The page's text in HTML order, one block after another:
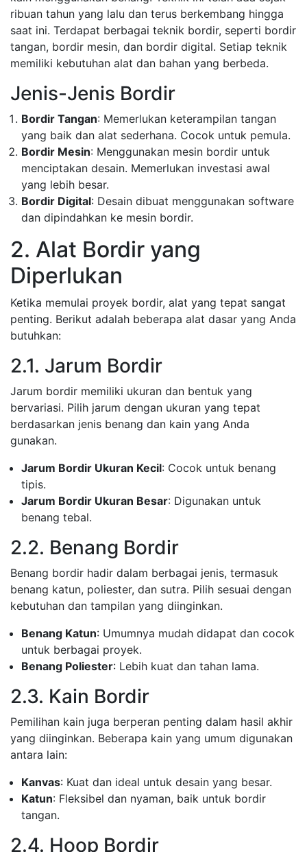
ribuan tahun yang lalu dan terus berkembang hingga
saat ini. Terdapat berbagai teknik bordir, seperti bordir
tangan, bordir mesin, dan bordir digital. Setiap teknik
memiliki kebutuhan alat dan bahan yang berbeda.
Jenis-Jenis Bordir
Bordir Tangan: Memerlukan keterampilan tangan
yang baik dan alat sederhana. Cocok untuk pemula.
Bordir Mesin: Menggunakan mesin bordir untuk
menciptakan desain. Memerlukan investasi awal
yang lebih besar.
Bordir Digital: Desain dibuat menggunakan software
dan dipindahkan ke mesin bordir.
2. Alat Bordir yang
Diperlukan
Ketika memulai proyek bordir, alat yang tepat sangat
penting. Berikut adalah beberapa alat dasar yang Anda
butuhkan:
2.1. Jarum Bordir
Jarum bordir memiliki ukuran dan bentuk yang
bervariasi. Pilih jarum dengan ukuran yang tepat
berdasarkan jenis benang dan kain yang Anda
gunakan.
Jarum Bordir Ukuran Kecil: Cocok untuk benang
tipis.
Jarum Bordir Ukuran Besar: Digunakan untuk
benang tebal.
2.2. Benang Bordir
Benang bordir hadir dalam berbagai jenis, termasuk
benang katun, poliester, dan sutra. Pilih sesuai dengan
kebutuhan dan tampilan yang diinginkan.
Benang Katun: Umumnya mudah didapat dan cocok
untuk berbagai proyek.
Benang Poliester: Lebih kuat dan tahan lama.
2.3. Kain Bordir
Pemilihan kain juga berperan penting dalam hasil akhir
yang diinginkan. Beberapa kain yang umum digunakan
antara lain:
Kanvas: Kuat dan ideal untuk desain yang besar.
Katun: Fleksibel dan nyaman, baik untuk bordir
tangan.
2.4. Hoop Bordir